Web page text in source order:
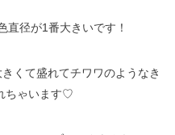
直径が1番大きいです！
くて盛れてチワワのようなき
ちゃいます♡